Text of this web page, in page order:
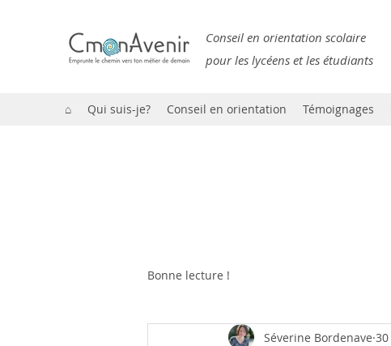
Conseil en orientation scolaire
pour les lycéens et les étudiants
⌂ Qui suis-je? Conseil en orientation Témoignages
Bonne lecture !
Séverine Bordenave